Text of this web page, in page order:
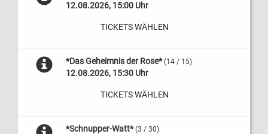
12.08.2026, 15:00 Uhr
TICKETS WÄHLEN
*Das Geheimnis der Rose* (14 / 15)
12.08.2026, 15:30 Uhr
TICKETS WÄHLEN
*Schnupper-Watt* (3 / 30)